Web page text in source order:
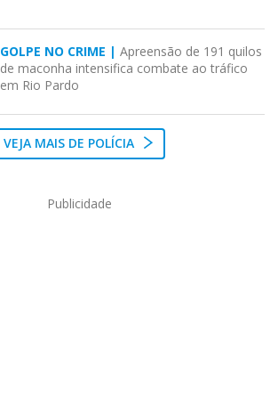
GOLPE NO CRIME | Apreensão de 191 quilos
de maconha intensifica combate ao tráfico
em Rio Pardo
VEJA MAIS DE POLÍCIA
Publicidade